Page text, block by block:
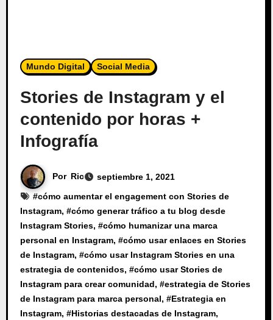
Mundo Digital Social Media
Stories de Instagram y el
contenido por horas +
Infografía
Por Ric
septiembre 1, 2021
#cómo aumentar el engagement con Stories de
Instagram, #cómo generar tráfico a tu blog desde
Instagram Stories, #cómo humanizar una marca
personal en Instagram, #cómo usar enlaces en Stories
de Instagram, #cómo usar Instagram Stories en una
estrategia de contenidos, #cómo usar Stories de
Instagram para crear comunidad, #estrategia de Stories
de Instagram para marca personal, #Estrategia en
Instagram, #Historias destacadas de Instagram,